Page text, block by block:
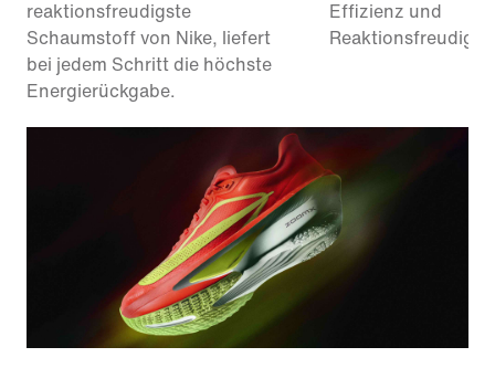
reaktionsfreudigste
Schaumstoff von Nike, liefert
bei jedem Schritt die höchste
Energierückgabe.
Effizienz und